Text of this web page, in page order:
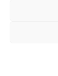
RECORD
Beispiel die
Gold &